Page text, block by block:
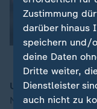
00:16
Ukraine-Krieg
NATO-Beratungen
Zustimmung
darüber hinaus
speichern und/
deine Daten
Dritte weiter,
Dienstleister
auch nicht zu